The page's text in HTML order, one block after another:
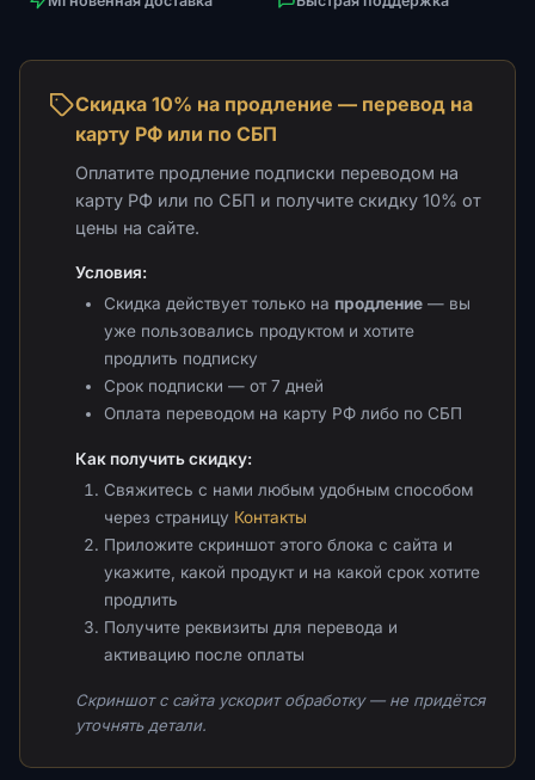
Скидка 10% на продление — перевод на
карту РФ или по СБП
Оплатите продление подписки переводом на
карту РФ или по СБП и получите скидку 10% от
цены на сайте.
Условия:
Скидка действует только на продление — вы
уже пользовались продуктом и хотите
продлить подписку
Срок подписки — от 7 дней
Оплата переводом на карту РФ либо по СБП
Как получить скидку:
Свяжитесь с нами любым удобным способом
через страницу Контакты
Приложите скриншот этого блока с сайта и
укажите, какой продукт и на какой срок хотите
продлить
Получите реквизиты для перевода и
активацию после оплаты
Скриншот с сайта ускорит обработку — не придётся
уточнять детали.